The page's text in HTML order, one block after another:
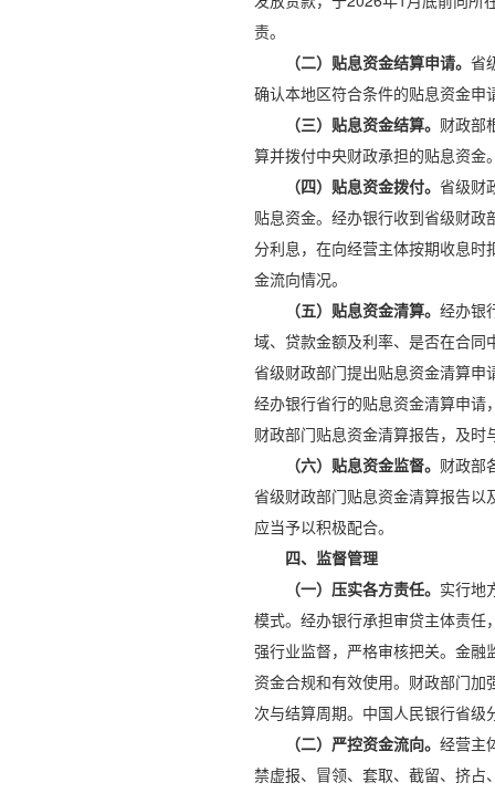
责。
（二）贴息资金结算申请。 省
确认本地区符合条件的贴息资金
（三）贴息资金结算。 财政部
算并拨付中央财政承担的贴息资
（四）贴息资金拨付。 省级财
贴息资金。经办银行收到省级财
分利息，在向经营主体按期收息
金流向情况。
（五）贴息资金清算。 经办银
域、贷款金额及利率、是否在合
省级财政部门提出贴息资金清算
经办银行省行的贴息资金清算申
财政部门贴息资金清算报告，及
（六）贴息资金监督。 财政部
省级财政部门贴息资金清算报告
应当予以积极配合。
四、监督管理
（一）压实各方责任。 实行地
模式。经办银行承担审贷主体责
强行业监督，严格审核把关。金
资金合规和有效使用。财政部门
次与结算周期。中国人民银行省
（二）严控资金流向。 经营主
禁虚报、冒领、套取、截留、挤